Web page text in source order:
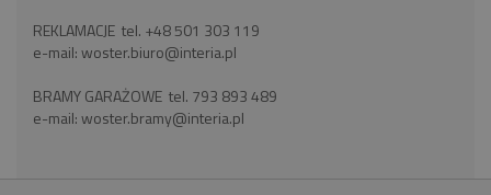
REKLAMACJE tel. +48 501 303 119
e-mail:woster.biuro@interia.pl
BRAMY GARAŻOWE tel. 793 893 489
e-mail:woster.bramy@interia.pl